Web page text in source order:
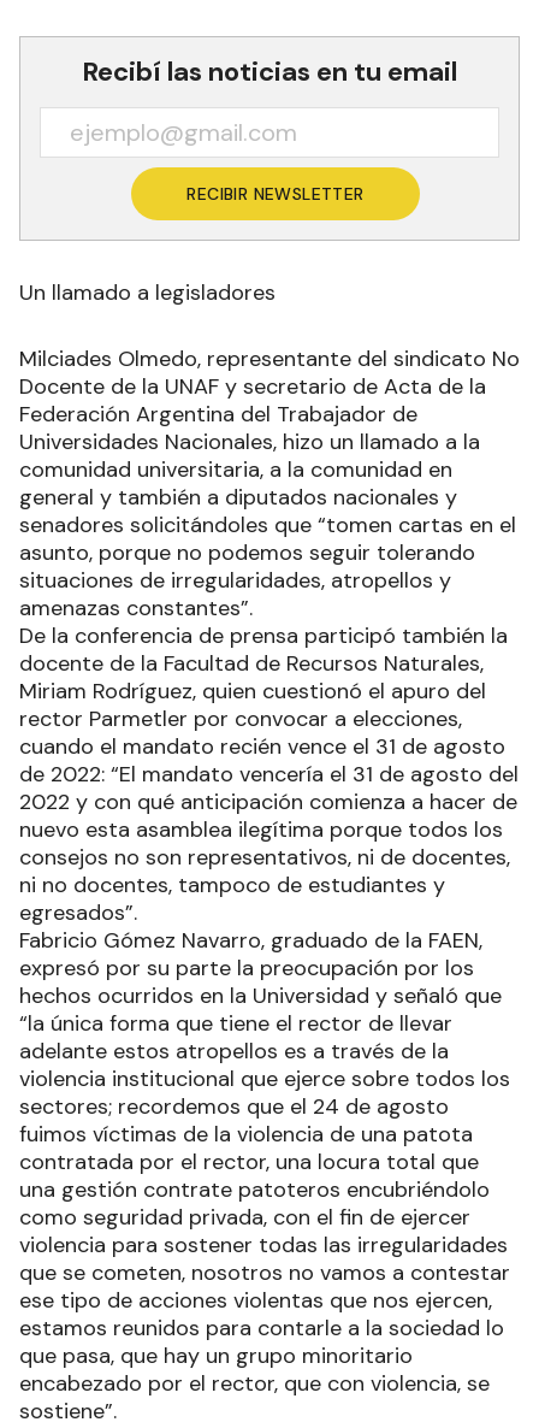
Recibí las noticias en tu email
RECIBIR NEWSLETTER
Un llamado a legisladores
Milciades Olmedo, representante del sindicato No
Docente de la UNAF y secretario de Acta de la
Federación Argentina del Trabajador de
Universidades Nacionales, hizo un llamado a la
comunidad universitaria, a la comunidad en
general y también a diputados nacionales y
senadores solicitándoles que “tomen cartas en el
asunto, porque no podemos seguir tolerando
situaciones de irregularidades, atropellos y
amenazas constantes”.
De la conferencia de prensa participó también la
docente de la Facultad de Recursos Naturales,
Miriam Rodríguez, quien cuestionó el apuro del
rector Parmetler por convocar a elecciones,
cuando el mandato recién vence el 31 de agosto
de 2022: “El mandato vencería el 31 de agosto del
2022 y con qué anticipación comienza a hacer de
nuevo esta asamblea ilegítima porque todos los
consejos no son representativos, ni de docentes,
ni no docentes, tampoco de estudiantes y
egresados”.
Fabricio Gómez Navarro, graduado de la FAEN,
expresó por su parte la preocupación por los
hechos ocurridos en la Universidad y señaló que
“la única forma que tiene el rector de llevar
adelante estos atropellos es a través de la
violencia institucional que ejerce sobre todos los
sectores; recordemos que el 24 de agosto
fuimos víctimas de la violencia de una patota
contratada por el rector, una locura total que
una gestión contrate patoteros encubriéndolo
como seguridad privada, con el fin de ejercer
violencia para sostener todas las irregularidades
que se cometen, nosotros no vamos a contestar
ese tipo de acciones violentas que nos ejercen,
estamos reunidos para contarle a la sociedad lo
que pasa, que hay un grupo minoritario
encabezado por el rector, que con violencia, se
sostiene”.